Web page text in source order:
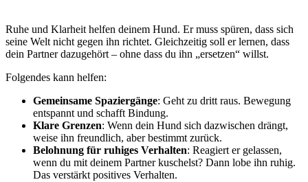
Ruhe und Klarheit helfen deinem Hund. Er muss spüren, dass sich
seine Welt nicht gegen ihn richtet. Gleichzeitig soll er lernen, dass
dein Partner dazugehört – ohne dass du ihn „ersetzen“ willst.
Folgendes kann helfen:
Gemeinsame Spaziergänge: Geht zu dritt raus. Bewegung
entspannt und schafft Bindung.
Klare Grenzen: Wenn dein Hund sich dazwischen drängt,
weise ihn freundlich, aber bestimmt zurück.
Belohnung für ruhiges Verhalten: Reagiert er gelassen,
wenn du mit deinem Partner kuschelst? Dann lobe ihn ruhig.
Das verstärkt positives Verhalten.